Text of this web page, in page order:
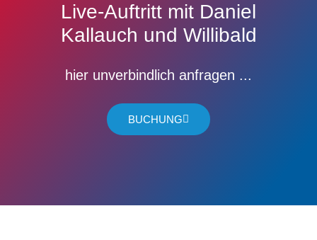
Live-Auftritt mit Daniel
Kallauch und Willibald
hier unverbindlich anfragen ...
BUCHUNG